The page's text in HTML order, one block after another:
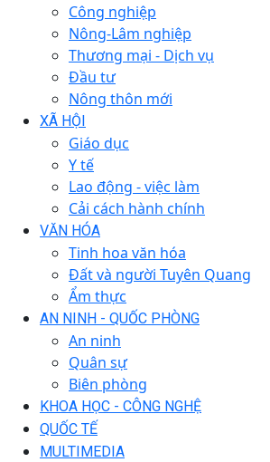
Công nghiệp
Nông-Lâm nghiệp
Thương mại - Dịch vụ
Đầu tư
Nông thôn mới
XÃ HỘI
Giáo dục
Y tế
Lao động - việc làm
Cải cách hành chính
VĂN HÓA
Tinh hoa văn hóa
Đất và người Tuyên Quang
Ẩm thực
AN NINH - QUỐC PHÒNG
An ninh
Quân sự
Biên phòng
KHOA HỌC - CÔNG NGHỆ
QUỐC TẾ
MULTIMEDIA